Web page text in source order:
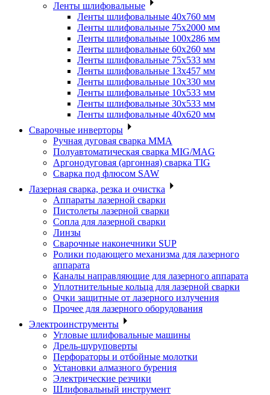
Ленты шлифовальные
Ленты шлифовальные 40х760 мм
Ленты шлифовальные 75х2000 мм
Ленты шлифовальные 100х286 мм
Ленты шлифовальные 60х260 мм
Ленты шлифовальные 75х533 мм
Ленты шлифовальные 13х457 мм
Ленты шлифовальные 10х330 мм
Ленты шлифовальные 10х533 мм
Ленты шлифовальные 30х533 мм
Ленты шлифовальные 40х620 мм
Сварочные инверторы
Ручная дуговая сварка MMA
Полуавтоматическая сварка MIG/MAG
Аргонодуговая (аргонная) сварка TIG
Сварка под флюсом SAW
Лазерная сварка, резка и очистка
Аппараты лазерной сварки
Пистолеты лазерной сварки
Сопла для лазерной сварки
Линзы
Сварочные наконечники SUP
Ролики подающего механизма для лазерного
аппарата
Каналы направляющие для лазерного аппарата
Уплотнительные кольца для лазерной сварки
Очки защитные от лазерного излучения
Прочее для лазерного оборудования
Электроинструменты
Угловые шлифовальные машины
Дрель-шуруповерты
Перфораторы и отбойные молотки
Установки алмазного бурения
Электрические резчики
Шлифовальный инструмент